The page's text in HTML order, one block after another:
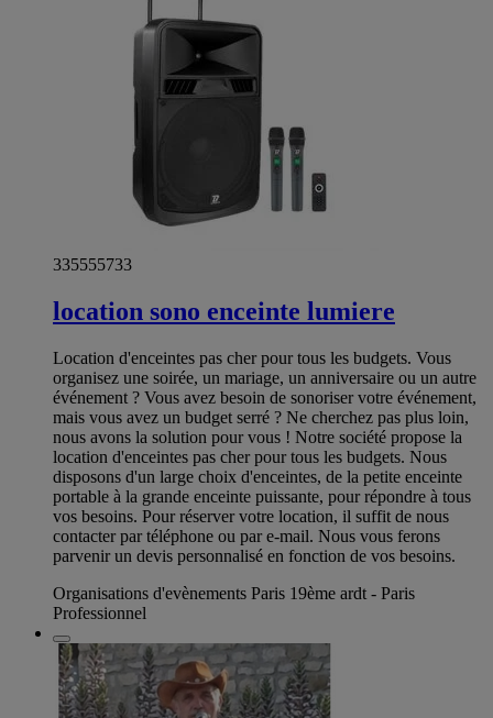
335555733
location sono enceinte lumiere
Location d'enceintes pas cher pour tous les budgets. Vous
organisez une soirée, un mariage, un anniversaire ou un autre
événement ? Vous avez besoin de sonoriser votre événement,
mais vous avez un budget serré ? Ne cherchez pas plus loin,
nous avons la solution pour vous ! Notre société propose la
location d'enceintes pas cher pour tous les budgets. Nous
disposons d'un large choix d'enceintes, de la petite enceinte
portable à la grande enceinte puissante, pour répondre à tous
vos besoins. Pour réserver votre location, il suffit de nous
contacter par téléphone ou par e-mail. Nous vous ferons
parvenir un devis personnalisé en fonction de vos besoins.
Organisations d'evènements Paris 19ème ardt - Paris
Professionnel